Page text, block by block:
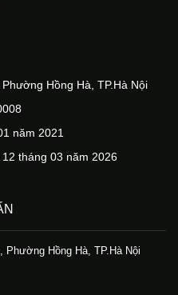
Hồng Hà, TP.Hà Nội
năm 2021
tháng 03 năm 2026
Hồng Hà, TP.Hà Nội